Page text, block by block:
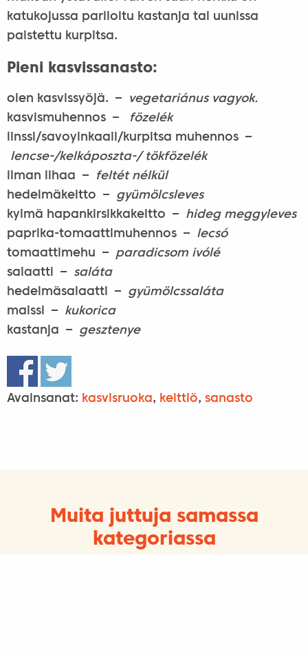
katukojussa pariloitu kastanja tai uunissa
paistettu kurpitsa.
Pieni kasvissanasto:
olen kasvissyöjä. –
vegetariánus vagyok.
kasvismuhennos –
fözelék
linssi/savoyinkaali/kurpitsa muhennos –
lencse-/kelkáposzta-/ tökfözelék
ilman lihaa –
feltét nélkül
hedelmäkeitto – gyümölcsleves
kylmä hapankirsikkakeitto – hideg meggyleves
paprika-tomaattimuhennos – lecsó
tomaattimehu – paradicsom ivólé
salaatti – saláta
hedelmäsalaatti – gyümölcssaláta
maissi – kukorica
kastanja – gesztenye
Avainsanat: kasvisruoka, keittiö, sanasto
Muita juttuja samassa
kategoriassa